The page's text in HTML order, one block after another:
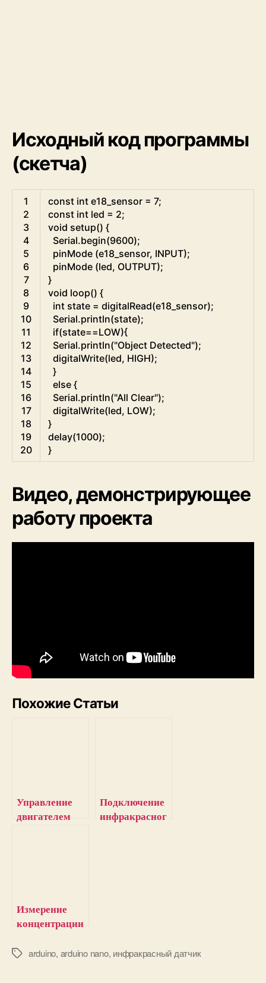
Исходный код программы
(скетча)
1
2
3
4
5
6
7
8
9
10
11
12
13
14
15
16
17
18
19
20
const int e18_sensor = 7;
const int led = 2;
void setup() {
Serial.begin(9600);
pinMode (e18_sensor, INPUT);
pinMode (led, OUTPUT);
}
void loop() {
int state = digitalRead(e18_sensor);
Serial.println(state);
if(state==LOW){
Serial.println("Object Detected");
digitalWrite(led, HIGH);
}
else {
Serial.println("All Clear");
digitalWrite(led, LOW);
}
delay(1000);
}
Видео, демонстрирующее
работу проекта
Похожие Статьи
Управление
двигателем
Подключение
инфракрасног
Измерение
концентрации
газа с
М
arduino, arduino nano, инфракрасный датчик